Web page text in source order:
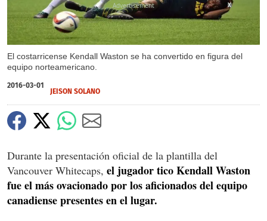
El costarricense Kendall Waston se ha convertido en figura del
equipo norteamericano.
X
2016-03-01
JEISON SOLANO
Durante la presentación oficial de la plantilla del
Vancouver Whitecaps, el jugador tico Kendall Waston
fue el más ovacionado por los aficionados del equipo
canadiense presentes en el lugar.